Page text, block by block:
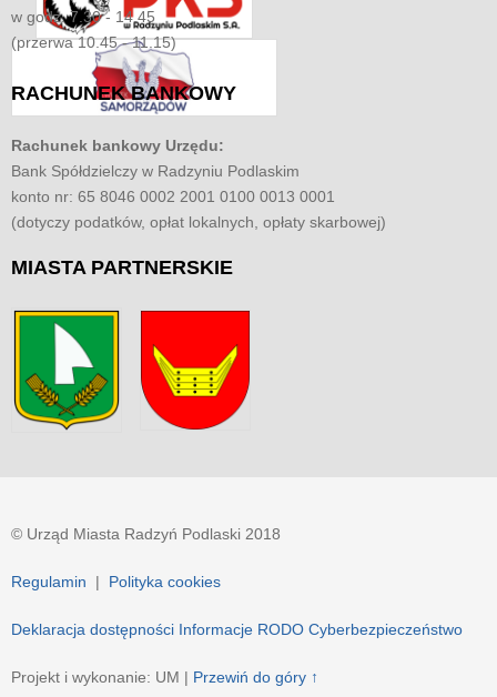
w godz. 7.30 - 14.45
(przerwa 10.45 - 11.15)
RACHUNEKBANKOWY
Rachunek bankowy Urzędu:
Bank Spółdzielczy w Radzyniu Podlaskim
konto nr: 65 8046 0002 2001 0100 0013 0001
(dotyczy podatków, opłat lokalnych, opłaty skarbowej)
MIASTAPARTNERSKIE
© Urząd Miasta Radzyń Podlaski 2018
Regulamin | Polityka cookies
Deklaracja dostępności Informacje RODO Cyberbezpieczeństwo
Projekt i wykonanie: UM | Przewiń do góry ↑